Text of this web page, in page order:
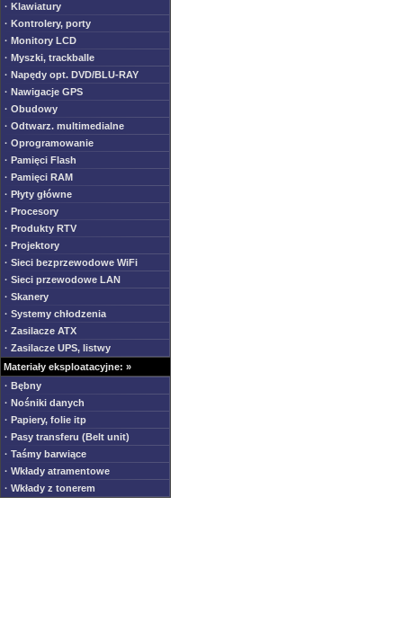
· Klawiatury
· Kontrolery, porty
· Monitory LCD
· Myszki, trackballe
· Napędy opt. DVD/BLU-RAY
· Nawigacje GPS
· Obudowy
· Odtwarz. multimedialne
· Oprogramowanie
· Pamięci Flash
· Pamięci RAM
· Płyty główne
· Procesory
· Produkty RTV
· Projektory
· Sieci bezprzewodowe WiFi
· Sieci przewodowe LAN
· Skanery
· Systemy chłodzenia
· Zasilacze ATX
· Zasilacze UPS, listwy
Materiały eksploatacyjne: »
· Bębny
· Nośniki danych
· Papiery, folie itp
· Pasy transferu (Belt unit)
· Taśmy barwiące
· Wkłady atramentowe
· Wkłady z tonerem